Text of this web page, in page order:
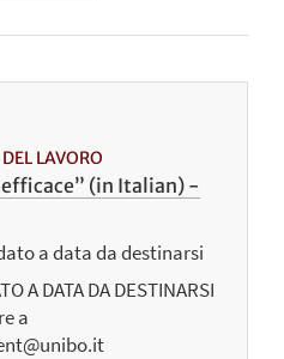
LAVORO
efficace” (in Italian) -
a data da destinarsi
A DATA DA DESTINARSI
a